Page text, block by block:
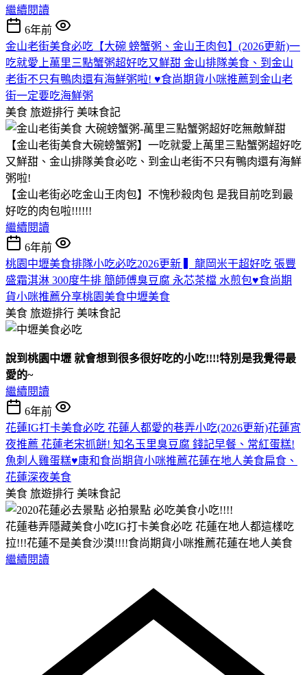
繼續閱讀
6年前
金山老街美食必吃【大碗 螃蟹粥、金山王肉包】(2026更新)一
吃就愛上萬里三點蟹粥超好吃又鮮甜 金山排隊美食、到金山
老街不只有鴨肉還有海鮮粥啦! ♥食尚期貨小咪推薦到金山老
街一定要吃海鮮粥
美食 旅遊排行 美味食記
【金山老街美食大碗螃蟹粥】一吃就愛上萬里三點蟹粥超好吃
又鮮甜、金山排隊美食必吃、到金山老街不只有鴨肉還有海鮮
粥啦!
【金山老街必吃金山王肉包】不愧秒殺肉包 是我目前吃到最
好吃的肉包啦!!!!!!
繼續閱讀
6年前
桃園中壢美食排隊小吃必吃2026更新 ▍龍岡米干超好吃 張豐
盛霜淇淋 300度牛排 簡師傅臭豆腐 永芯茶檔 水煎包♥食尚期
貨小咪推薦分享桃園美食中壢美食
美食 旅遊排行 美味食記
說到桃園中壢 就會想到很多很好吃的小吃!!!!特別是我覺得最
愛的~
繼續閱讀
6年前
花蓮IG打卡美食必吃 花蓮人都愛的巷弄小吃(2026更新)花蓮宵
夜推薦 花蓮老宋抓餅! 知名玉里臭豆腐 錢記早餐、常紅蛋糕!
魚刺人雞蛋糕♥康和食尚期貨小咪推薦花蓮在地人美食扁食、
花蓮深夜美食
美食 旅遊排行 美味食記
花蓮巷弄隱藏美食小吃IG打卡美食必吃 花蓮在地人都這樣吃
拉!!!花蓮不是美食沙漠!!!!食尚期貨小咪推薦花蓮在地人美食
繼續閱讀